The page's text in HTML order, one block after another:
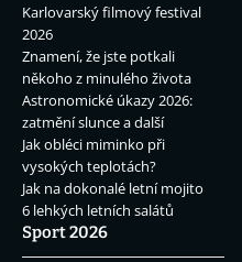
Karlovarský filmový festival
2026
Znamení, že jste potkali
někoho z minulého života
Astronomické úkazy 2026:
zatmění slunce a další
Jak obléci miminko při
vysokých teplotách?
Jak na dokonalé letní mojito
6 lehkých letních salátů
Sport 2026